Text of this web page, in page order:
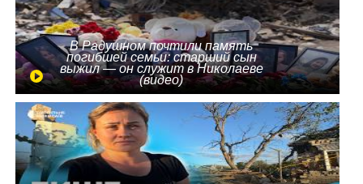
В Радушном почтили память
погибшей семьи: старший сын
выжил — он служит в Николаеве
(видео)